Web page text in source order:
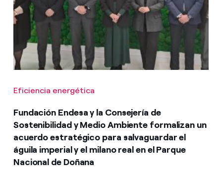
Eficiencia energética
Fundación Endesa y la Consejería de
Sostenibilidad y Medio Ambiente formalizan un
acuerdo estratégico para salvaguardar el
águila imperial y el milano real en el Parque
Nacional de Doñana